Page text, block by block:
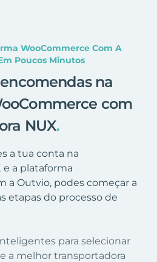
WooCommerce Com A
Poucos Minutos
na
com
NUX.
a tua conta na
e a plataforma
a Outvio, podes começar a
etapas do processo de
para selecionar
a melhor transportadora